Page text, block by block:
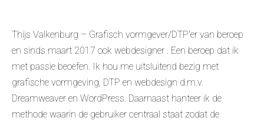
Thijs Valkenburg – Grafisch vormgever/DTP’er van beroep
en sinds maart 2017 ook webdesigner . Een beroep dat ik
met passie beoefen. Ik hou me uitsluitend bezig met
grafische vormgeving, DTP en webdesign d.m.v.
Dreamweaver en WordPress. Daarnaast hanteer ik de
methode waarin de gebruiker centraal staat zodat de